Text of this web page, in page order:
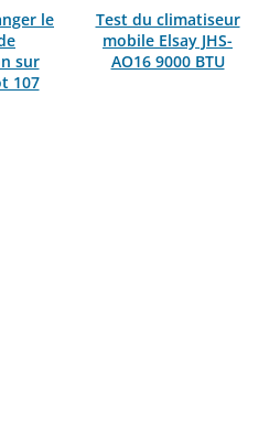
le
sur
107
Test du climatiseur
mobile Elsay JHS-
AO16 9000 BTU